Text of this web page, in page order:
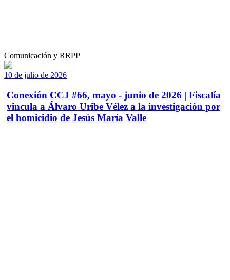
Comunicación y RRPP
10 de julio de 2026
Conexión CCJ #66, mayo - junio de 2026 | Fiscalía
vincula a Álvaro Uribe Vélez a la investigación por
el homicidio de Jesús María Valle